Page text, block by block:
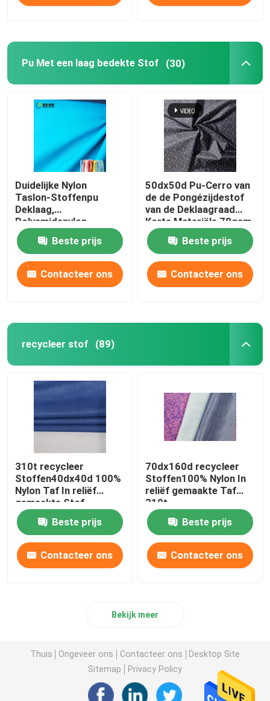
Pu Met een laag bedekte Stof (30)
Duidelijke Nylon
Taslon-Stoffenpu
Deklaag,
Polyamidenylon
Geweven Stof
Beste prijs
Contacteer ons
50dx50d Pu-Cerro van
de de Pongézijdestof
van de Deklaagraad
Korte Materiële 78gsm
Polysport
Beste prijs
Contacteer ons
recycleer stof (89)
310t recycleer
Stoffen40dx40d 100%
Nylon Taf In reliëf
gemaakte Stof
Beste prijs
Contacteer ons
70dx160d recycleer
Stoffen100% Nylon In
reliëf gemaakte Taf
310t
Beste prijs
Contacteer ons
Bekijk meer
Thuis Ongeveer ons Contacteer ons
Desktop Site
Sitemap
Privacy Policy